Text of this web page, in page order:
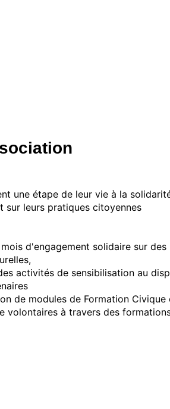
une étape de leur vie à la
sur leurs pratiques citoyennes
d'engagement solidaire sur
activités de sensibilisation au
de modules de Formation
volontaires à travers des